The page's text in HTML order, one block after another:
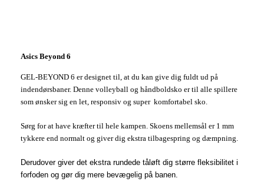
Asics Beyond 6
GEL-BEYOND 6 er designet til, at du kan give dig fuldt ud på
indendørsbaner. Denne volleyball og håndboldsko er til alle spillere
som ønsker sig en let, responsiv og super komfortabel sko.
Sørg for at have kræfter til hele kampen. Skoens mellemsål er 1 mm
tykkere end normalt og giver dig ekstra tilbagespring og dæmpning.
Derudover giver det ekstra rundede tåløft dig større fleksibilitet i
forfoden og gør dig mere bevægelig på banen.